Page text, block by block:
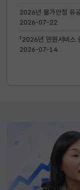
2026년 물가안정 유
2026-07-22
「2026년 민원서비
2026-07-14